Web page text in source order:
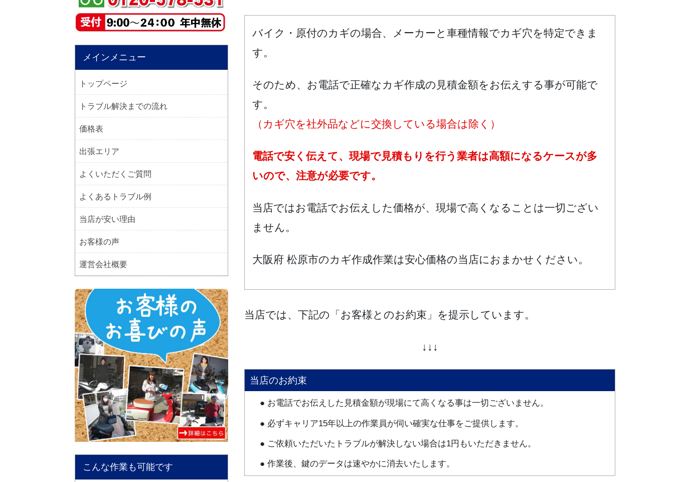
バイク・原付のカギの場合、メーカーと車種情報でカギ穴を特定できま
す。
そのため、お電話で正確なカギ作成の見積金額をお伝えする事が可能で
す。
（カギ穴を社外品などに交換している場合は除く）
電話で安く伝えて、現場で見積もりを行う業者は高額になるケースが多
いので、注意が必要です。
当店ではお電話でお伝えした価格が、現場で高くなることは一切ござい
ません。
大阪府 松原市のカギ作成作業は安心価格の当店におまかせください。
当店では、下記の「お客様とのお約束」を提示しています。
↓↓↓
当店のお約束
● お電話でお伝えした見積金額が現場にて高くなる事は一切ございません。
● 必ずキャリア15年以上の作業員が伺い確実な仕事をご提供します。
● ご依頼いただいたトラブルが解決しない場合は1円もいただきません。
● 作業後、鍵のデータは速やかに消去いたします。
メインメニュー
トップページ
トラブル解決までの流れ
価格表
出張エリア
よくいただくご質問
よくあるトラブル例
当店が安い理由
お客様の声
運営会社概要
こんな作業も可能です